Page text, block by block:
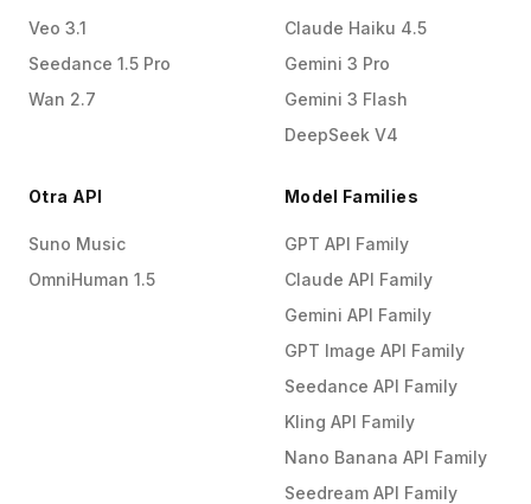
Veo 3.1
Seedance 1.5 Pro
Wan 2.7
Claude Haiku 4.5
Gemini 3 Pro
Gemini 3 Flash
DeepSeek V4
Otra API
Suno Music
OmniHuman 1.5
Model Families
GPT API Family
Claude API Family
Gemini API Family
GPT Image API Family
Seedance API Family
Kling API Family
Nano Banana API Family
Seedream API Family